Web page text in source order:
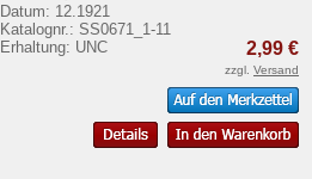
Datum: 12.1921
Katalognr.: SS0671_1-11
Erhaltung: UNC
2,99 €
zzgl. Versand